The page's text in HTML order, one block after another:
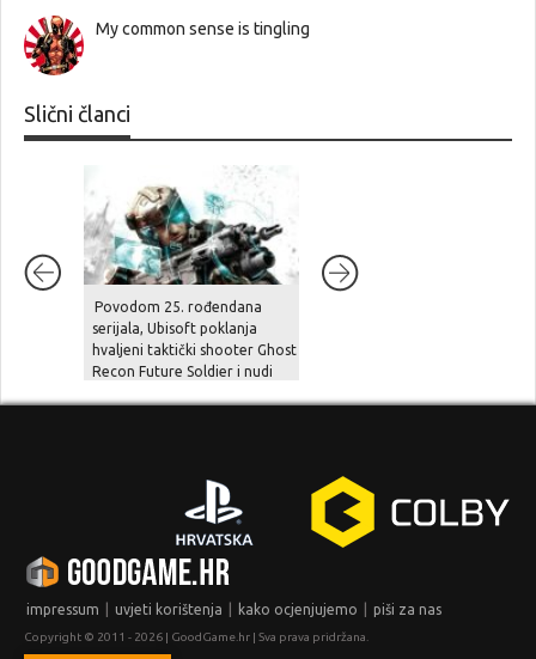
My common sense is tingling
Slični članci
Povodom 25. rođendana
serijala, Ubisoft poklanja
hvaljeni taktički shooter Ghost
Recon Future Soldier i nudi
impressum uvjeti korištenja kako ocjenjujemo piši za nas
Copyright © 2011 - 2026 | GoodGame.hr | Sva prava pridržana.